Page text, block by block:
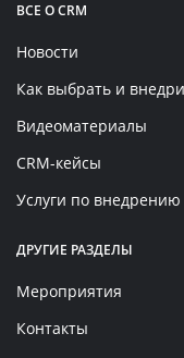
ВСЕ О CRM
Новости
Как выбрать и
Видеоматериалы
CRM-кейсы
Услуги по внедрению
ДРУГИЕ РАЗДЕЛЫ
Мероприятия
Контакты